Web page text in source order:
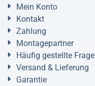
Mein Konto
Kontakt
Zahlung
Montagepartner
Häufig gestellte
Versand & Lieferung
Garantie